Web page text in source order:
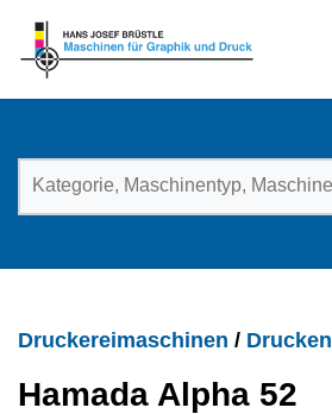
Druckereimaschinen / Drucken
Hamada Alpha 52